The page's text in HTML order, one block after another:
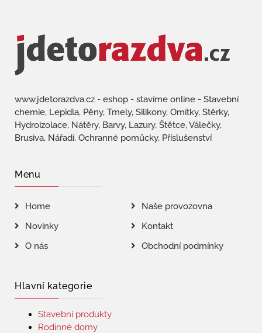
www.jdetorazdva.cz - eshop - stavíme online - Stavební
chemie, Lepidla, Pěny, Tmely, Silikony, Omítky, Stěrky,
Hydroizolace, Nátěry, Barvy, Lazury, Štětce, Válečky,
Brusiva, Nářadí, Ochranné pomůcky, Příslušenství
Menu
Home
Naše provozovna
Novinky
Kontakt
O nás
Obchodní podmínky
Hlavní kategorie
Stavební produkty
Rodinné domy